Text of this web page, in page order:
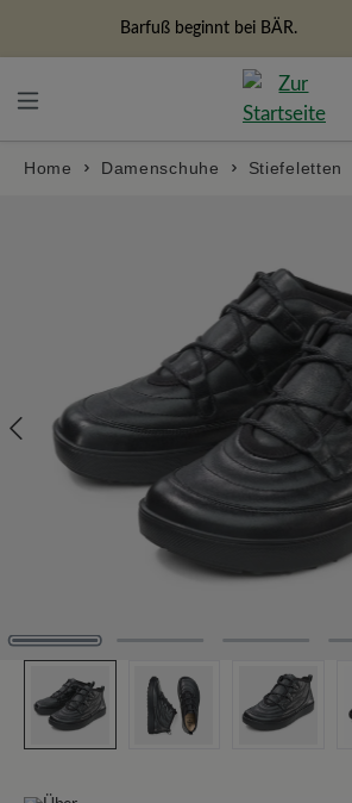
Barfuß beginnt bei BÄR.
Home Damenschuhe Stiefeletten